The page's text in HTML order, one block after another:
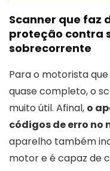
Scanner que faz
proteção contra
sobrecorrente
Para o motorista
quase completo, o
muito útil. Afinal, o
códigos de erro no
aparelho também
motor e é capaz de